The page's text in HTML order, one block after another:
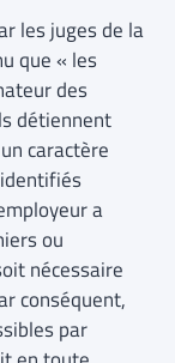
les juges de la
que « les
des
détiennent
caractère
a
ou
nécessaire
conséquent,
par